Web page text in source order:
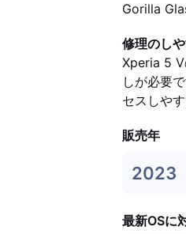
Gorilla
修理のし
Xperia 5 V
しが必要
セスしや
販売年
2023
最新OSに